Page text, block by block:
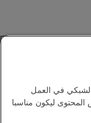
في العمل
ليكون مناسبا